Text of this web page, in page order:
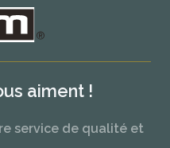
aiment !
service de qualité et